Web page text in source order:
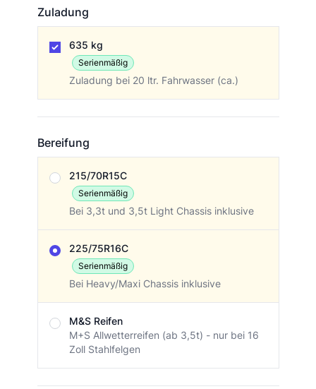
Zuladung
635 kg
Serienmäßig
Zuladung bei 20 ltr. Fahrwasser (ca.)
Bereifung
215/70R15C
Serienmäßig
Bei 3,3t und 3,5t Light Chassis inklusive
225/75R16C
Serienmäßig
Bei Heavy/Maxi Chassis inklusive
M&S Reifen
M+S Allwetterreifen (ab 3,5t) - nur bei 16
Zoll Stahlfelgen